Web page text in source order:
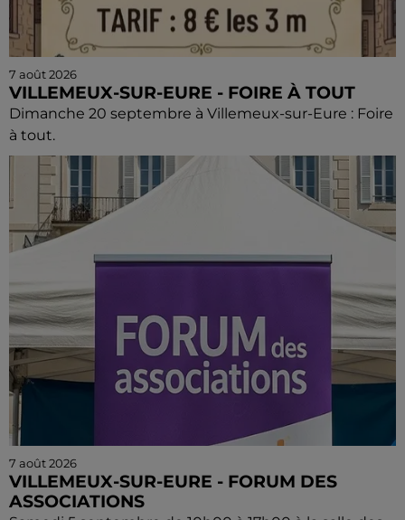
7 août 2026
VILLEMEUX-SUR-EURE - FOIRE À TOUT
Dimanche 20 septembre à Villemeux-sur-Eure : Foire
à tout.
7 août 2026
VILLEMEUX-SUR-EURE - FORUM DES
ASSOCIATIONS